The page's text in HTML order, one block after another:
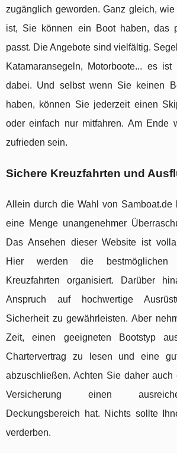
zugänglich geworden. Ganz gleich,
ist, Sie können ein Boot haben, das
passt. Die Angebote sind vielfältig.
Katamaransegeln, Motorboote... es
dabei. Und selbst wenn Sie keinen
haben, können Sie jederzeit einen
oder einfach nur mitfahren. Am Ende
zufrieden sein.
Sichere Kreuzfahrten und
Allein durch die Wahl von Samboat.de
eine Menge unangenehmer
Das Ansehen dieser Website ist
Hier werden die bestmöglichen
Kreuzfahrten organisiert. Darüber
Anspruch auf hochwertige
Sicherheit zu gewährleisten. Aber
Zeit, einen geeigneten Bootstyp
Chartervertrag zu lesen und eine
abzuschließen. Achten Sie daher auch
Versicherung einen
Deckungsbereich hat. Nichts sollte
verderben.